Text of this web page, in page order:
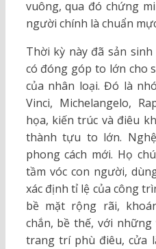
vuông, qua đó chứng
người chính là chuẩn
Thời kỳ này đã sản
có đóng góp to lớn cho
của nhân loại. Đó là
Vinci, Michelangelo,
họa, kiến trúc và điêu
thành tựu to lớn.
phong cách mới. Họ
tầm vóc con người,
xác định tỉ lệ của công
bề mặt rộng rãi,
chắn, bề thế, với
trang trí phù điêu, cửa